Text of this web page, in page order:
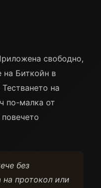
свободно,
на Биткойн в
на
по-малка от
без
на протокол или